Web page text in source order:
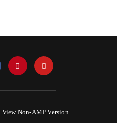
View Non-AMP Version